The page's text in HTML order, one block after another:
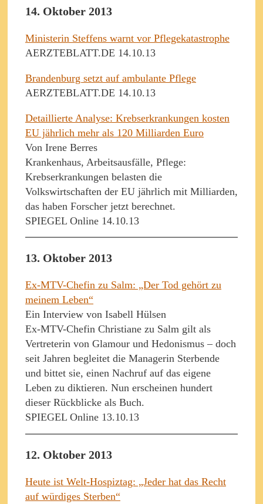
14. Oktober 2013
Ministerin Steffens warnt vor Pflegekatastrophe
AERZTEBLATT.DE 14.10.13
Brandenburg setzt auf ambulante Pflege
AERZTEBLATT.DE 14.10.13
Detaillierte Analyse: Krebserkrankungen kosten
EU jährlich mehr als 120 Milliarden Euro
Von Irene Berres
Krankenhaus, Arbeitsausfälle, Pflege:
Krebserkrankungen belasten die
Volkswirtschaften der EU jährlich mit Milliarden,
das haben Forscher jetzt berechnet.
SPIEGEL Online 14.10.13
13. Oktober 2013
Ex-MTV-Chefin zu Salm: „Der Tod gehört zu
meinem Leben“
Ein Interview von Isabell Hülsen
Ex-MTV-Chefin Christiane zu Salm gilt als
Vertreterin von Glamour und Hedonismus – doch
seit Jahren begleitet die Managerin Sterbende
und bittet sie, einen Nachruf auf das eigene
Leben zu diktieren. Nun erscheinen hundert
dieser Rückblicke als Buch.
SPIEGEL Online 13.10.13
12. Oktober 2013
Heute ist Welt-Hospiztag: „Jeder hat das Recht
auf würdiges Sterben“